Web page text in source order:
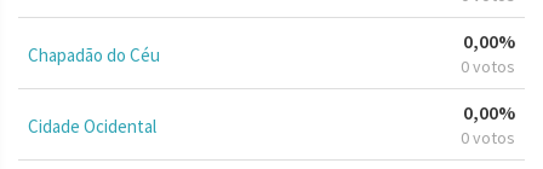
Chapadão do Céu
0,00%
0 votos
Cidade Ocidental
0,00%
0 votos